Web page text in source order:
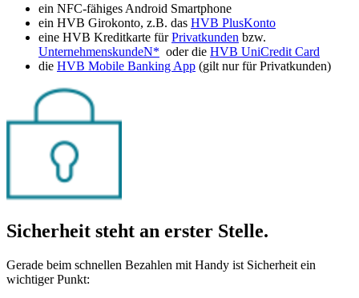
ein NFC-fähiges Android Smartphone
ein HVB Girokonto, z.B. das HVB PlusKonto
eine HVB Kreditkarte fürPrivatkunden bzw.
UnternehmenskundeN* oder die HVB UniCredit Card
die HVB Mobile Banking App (gilt nur für Privatkunden)
Sicherheit steht an erster Stelle.
Gerade beim schnellen Bezahlen mit Handy ist Sicherheit ein
wichtiger Punkt: